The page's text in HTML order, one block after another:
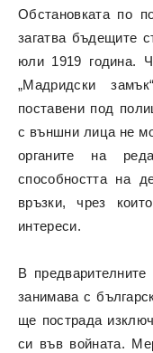
Обстановката по
загатва бъдещите
юли 1919 година.
„Мадридски
поставени под
с външни лица не
органите на
способността на
връзки, чрез
интереси.
В
занимава с
ще пострада
си във войната.